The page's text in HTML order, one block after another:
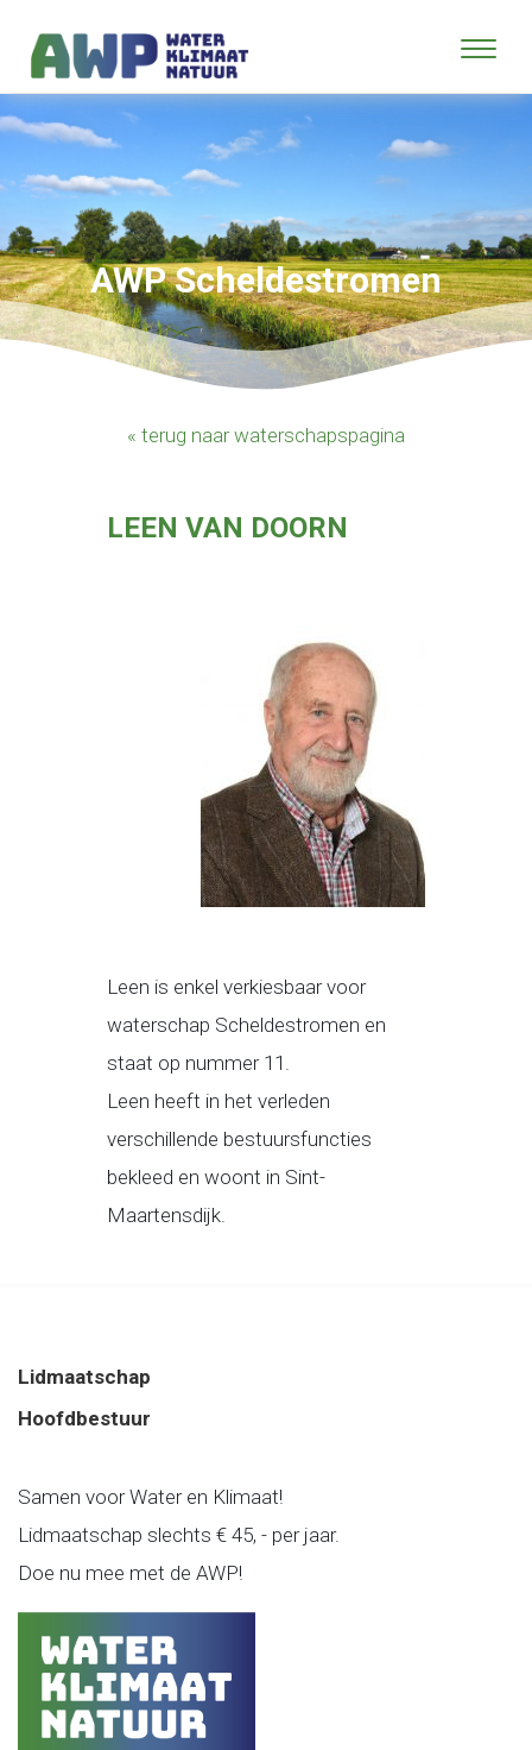
AWP Scheldestromen
« terug naar waterschapspagina
LEEN VAN DOORN
Leen is enkel verkiesbaar voor
waterschap Scheldestromen en
staat op nummer 11.
Leen heeft in het verleden
verschillende bestuursfuncties
bekleed en woont in Sint-
Maartensdijk.
Lidmaatschap
Hoofdbestuur
Samen voor Water en Klimaat!
Lidmaatschap slechts € 45, - per jaar.
Doe nu mee met de AWP!